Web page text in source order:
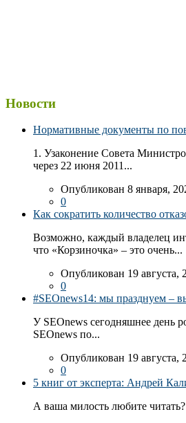
Новости
Нормативные документы по
1. Узаконение Совета
через 22 июня 2011...
Опубликован 8 января,
0
Как сократить количество
Возможно, каждый владелец
что «Корзиночка» – это очень...
Опубликован 19 августа,
0
#SEOnews14: мы празднуем –
У SEOnews сегодняшнее день
SEOnews по...
Опубликован 19 августа,
0
5 книг от эксперта: Андрей
А ваша милость любите